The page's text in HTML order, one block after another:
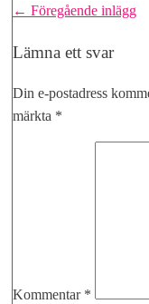
Inläggsnavigering
← Föregående inlägg
Lämna ett svar
Din e-postadress
märkta *
Kommentar *